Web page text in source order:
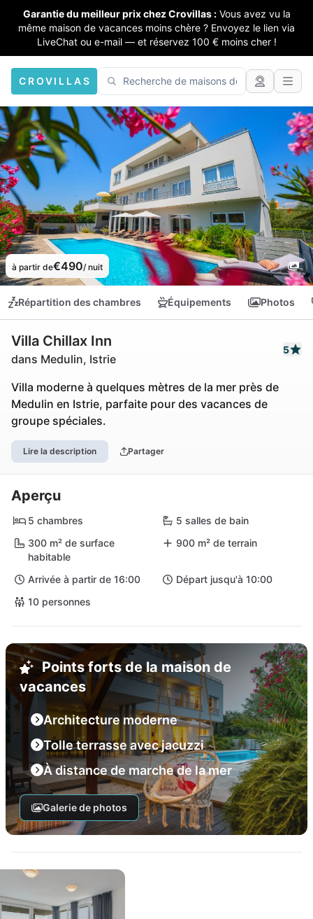
Garantie du meilleur prix chez Crovillas : Vous avez vu la
même maison de vacances moins chère ? Envoyez le lien via
LiveChat ou e-mail — et réservez 100 € moins cher !
CROVILLAS
à partir de€490/ nuit
Répartition des chambres Équipements Photos
Villa Chillax Inn
dans Medulin, Istrie
5
Villa moderne à quelques mètres de la mer près de
Medulin en Istrie, parfaite pour des vacances de
groupe spéciales.
Lire la description Partager
Aperçu
5 chambres
5 salles de bain
300 m² de surface
habitable
900 m² de terrain
Arrivée à partir de 16:00
Départ jusqu'à 10:00
10 personnes
Points forts de la maison de
vacances
Architecture moderne
Tolle terrasse avec jacuzzi
À distance de marche de la mer
Galerie de photos